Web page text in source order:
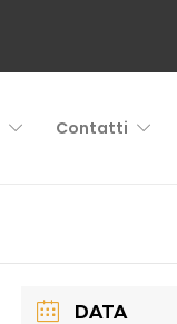
Contatti
DATA